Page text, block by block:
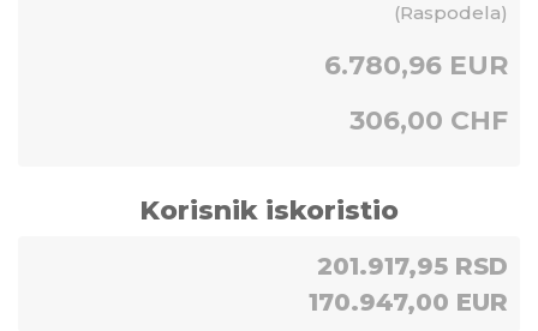
(Raspodela)
6.780,96 EUR
306,00 CHF
Korisnik iskoristio
201.917,95 RSD
170.947,00 EUR